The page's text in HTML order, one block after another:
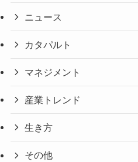
ニュース
カタパルト
マネジメント
産業トレンド
生き方
その他